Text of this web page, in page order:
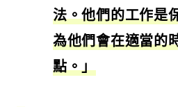
法。他們的工作是
為他們會在適當的
點。」